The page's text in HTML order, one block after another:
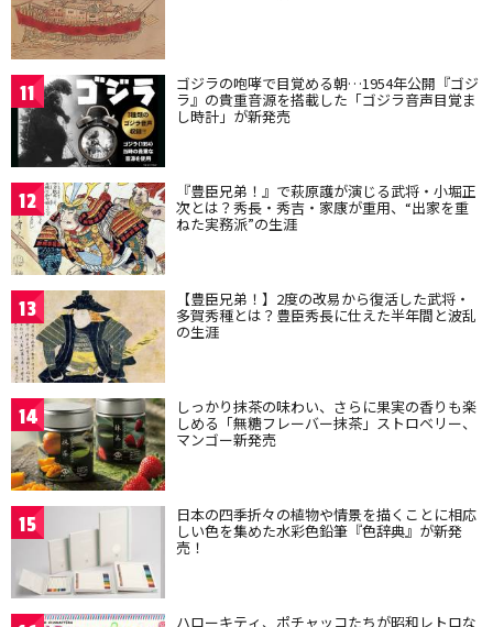
11 ゴジラの咆哮で目覚める朝…1954年公開『ゴジ
ラ』の貴重音源を搭載した「ゴジラ音声目覚ま
し時計」が新発売
12 『豊臣兄弟！』で萩原護が演じる武将・小堀正
次とは？秀長・秀吉・家康が重用、“出家を重
ねた実務派”の生涯
13 【豊臣兄弟！】2度の改易から復活した武将・
多賀秀種とは？豊臣秀長に仕えた半年間と波乱
の生涯
14 しっかり抹茶の味わい、さらに果実の香りも楽
しめる「無糖フレーバー抹茶」ストロベリー、
マンゴー新発売
15 日本の四季折々の植物や情景を描くことに相応
しい色を集めた水彩色鉛筆『色辞典』が新発
売！
ハローキティ、ポチャッコたちが昭和レトロな